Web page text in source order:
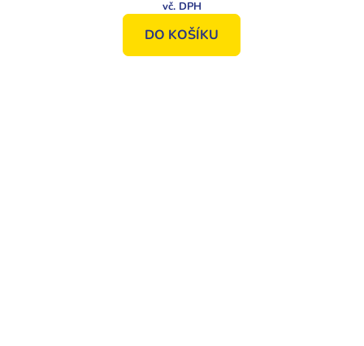
DO KOŠÍKU